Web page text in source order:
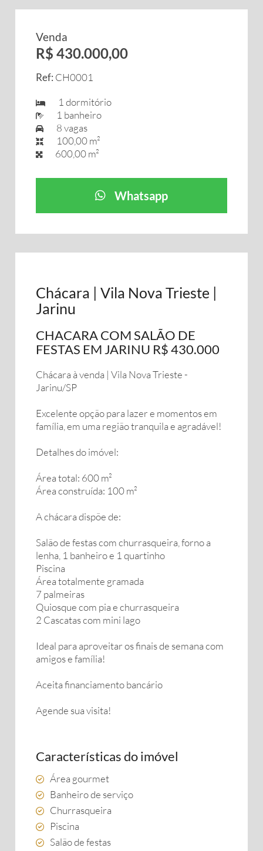
Venda
R$ 430.000,00
Ref: CH0001
1 dormitório
1 banheiro
8 vagas
100,00 m²
600,00 m²
Whatsapp
Chácara | Vila Nova Trieste |
Jarinu
CHACARA COM SALÃO DE
FESTAS EM JARINU R$ 430.000
Chácara à venda | Vila Nova Trieste -
Jarinu/SP
Excelente opção para lazer e momentos em
família, em uma região tranquila e agradável!
Detalhes do imóvel:
Área total: 600 m²
Área construída: 100 m²
A chácara dispõe de:
Salão de festas com churrasqueira, forno a
lenha, 1 banheiro e 1 quartinho
Piscina
Área totalmente gramada
7 palmeiras
Quiosque com pia e churrasqueira
2 Cascatas com mini lago
Ideal para aproveitar os finais de semana com
amigos e família!
Aceita financiamento bancário
Agende sua visita!
Características do imóvel
Área gourmet
Banheiro de serviço
Churrasqueira
Piscina
Salão de festas